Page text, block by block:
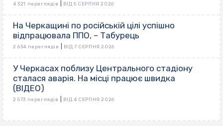
4 321 переглядів ВІД 5 СЕРПНЯ 2026
На Черкащині по російській цілі успішно
відпрацювала ППО, – Табурець
2 634 переглядів ВІД 7 СЕРПНЯ 2026
У Черкасах поблизу Центрального стадіону
сталася аварія. На місці працює швидка
(ВІДЕО)
2 573 переглядів ВІД 4 СЕРПНЯ 2026